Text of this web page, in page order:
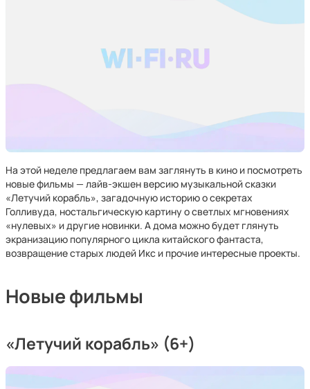
На этой неделе предлагаем вам заглянуть в кино и посмотреть
новые фильмы — лайв-экшен версию музыкальной сказки
«Летучий корабль», загадочную историю о секретах
Голливуда, ностальгическую картину о светлых мгновениях
«нулевых» и другие новинки. А дома можно будет глянуть
экранизацию популярного цикла китайского фантаста,
возвращение старых людей Икс и прочие интересные проекты.
Новые фильмы
«Летучий корабль» (6+)